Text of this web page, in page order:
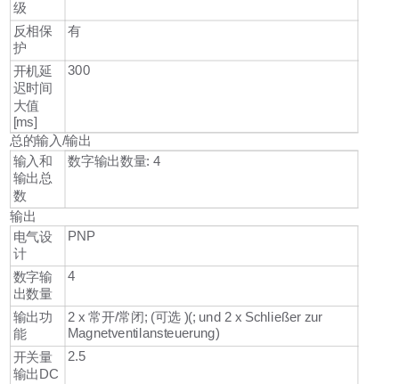
级
反相保
护
有
开机延
迟时间
大值
[ms]
300
总的输入/输出
输入和
输出总
数
数字输出数量: 4
输出
电气设
计
PNP
数字输
出数量
4
输出功
能
2 x 常开/常闭; (可选 )(; und 2 x Schließer zur
Magnetventilansteuerung)
开关量
输出DC
2.5